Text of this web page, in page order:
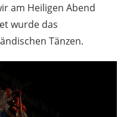
am Heiligen Abend
wurde das
Tänzen.